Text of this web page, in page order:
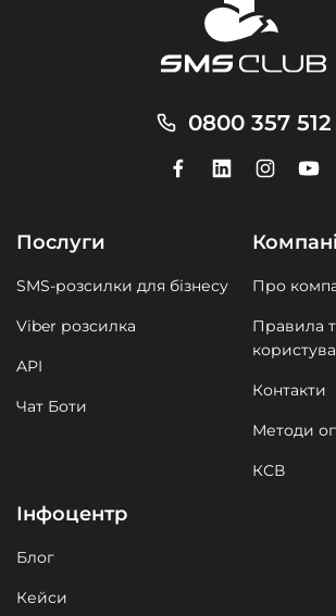
0800 357 512
Послуги
SMS-розсилки для бізнесу
Viber розсилка
API
Чат Боти
Про
Правила
Контакти
Методи
КСВ
Інфоцентр
Блог
Кейси